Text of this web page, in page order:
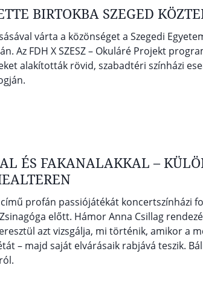
BIRTOKBA SZEGED
várta a közönséget a Szegedi
Az FDH X SZESZ – Okuláré Projekt
alakították rövid, szabadtéri színházi
ÉS FAKANALAKKAL –
című profán passiójátékát koncertszínházi
előtt. Hámor Anna Csillag
azt vizsgálja, mi történik, amikor a
– majd saját elvárásaik rabjává teszik.